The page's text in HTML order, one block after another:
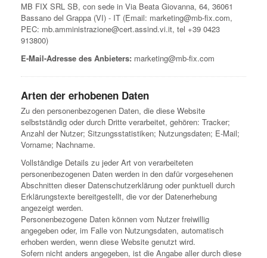
MB FIX SRL SB, con sede in Via Beata Giovanna, 64, 36061
Bassano del Grappa (VI) - IT (Email: marketing@mb-fix.com,
PEC: mb.amministrazione@cert.assind.vi.it, tel +39 0423
913800)
E-Mail-Adresse des Anbieters: marketing@mb-fix.com
Arten der erhobenen Daten
Zu den personenbezogenen Daten, die diese Website
selbstständig oder durch Dritte verarbeitet, gehören: Tracker;
Anzahl der Nutzer; Sitzungsstatistiken; Nutzungsdaten; E-Mail;
Vorname; Nachname.
Vollständige Details zu jeder Art von verarbeiteten
personenbezogenen Daten werden in den dafür vorgesehenen
Abschnitten dieser Datenschutzerklärung oder punktuell durch
Erklärungstexte bereitgestellt, die vor der Datenerhebung
angezeigt werden.
Personenbezogene Daten können vom Nutzer freiwillig
angegeben oder, im Falle von Nutzungsdaten, automatisch
erhoben werden, wenn diese Website genutzt wird.
Sofern nicht anders angegeben, ist die Angabe aller durch diese